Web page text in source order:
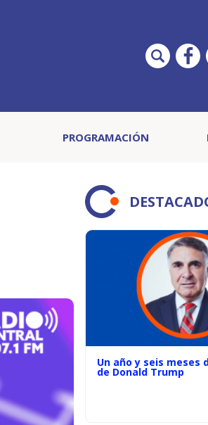
PROGRAMACIÓN
Un año y seis meses
de Donald Trump